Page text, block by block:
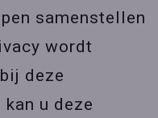
samenstellen
wordt
deze
u deze